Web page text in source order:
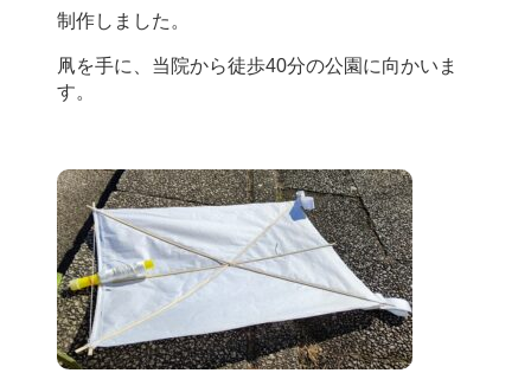
制作しました。
凧を手に、当院から徒歩40分の公園に向かいま
す。